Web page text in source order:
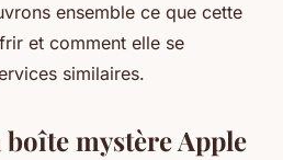
ensemble ce que cette
et comment elle se
similaires.
mystère Apple